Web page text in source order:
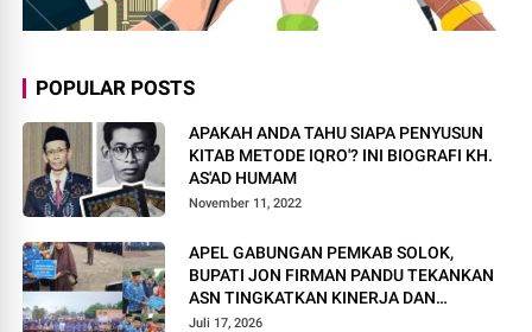
POPULAR POSTS
APAKAH ANDA TAHU SIAPA PENYUSUN
KITAB METODE IQRO'? INI BIOGRAFI KH.
AS'AD HUMAM
November 11, 2022
APEL GABUNGAN PEMKAB SOLOK,
BUPATI JON FIRMAN PANDU TEKANKAN
ASN TINGKATKAN KINERJA DAN
PELAYANAN MASYARAKAT.
Juli 17, 2026